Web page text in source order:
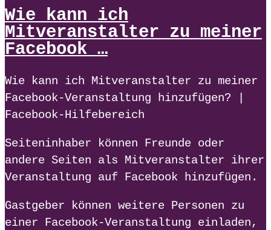
Wie kann ich
Mitveranstalter zu meiner
Facebook …
Wie kann ich Mitveranstalter zu meiner
Facebook-Veranstaltung hinzufügen? |
Facebook-Hilfebereich
Seiteninhaber können Freunde oder
andere Seiten als Mitveranstalter ihrer
Veranstaltung auf Facebook hinzufügen.
Gastgeber können weitere Personen zu
einer Facebook-Veranstaltung einladen,